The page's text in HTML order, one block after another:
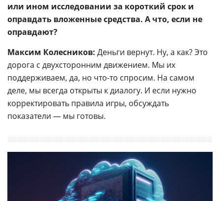
или ином исследовании за короткий срок и
оправдать вложенные средства. А что, если не
оправдают?
Максим Колесников: Деньги вернут. Ну, а как? Это
дорога с двухсторонним движением. Мы их
поддерживаем, да, но что-то спросим. На самом
деле, мы всегда открыты к диалогу. И если нужно
корректировать правила игры, обсуждать
показатели — мы готовы.